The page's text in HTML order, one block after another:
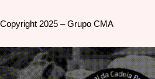
Copyright 2025 – Grupo CMA